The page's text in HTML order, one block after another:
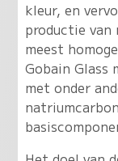
kleur, en
productie van
meest
Gobain Glass
met onder